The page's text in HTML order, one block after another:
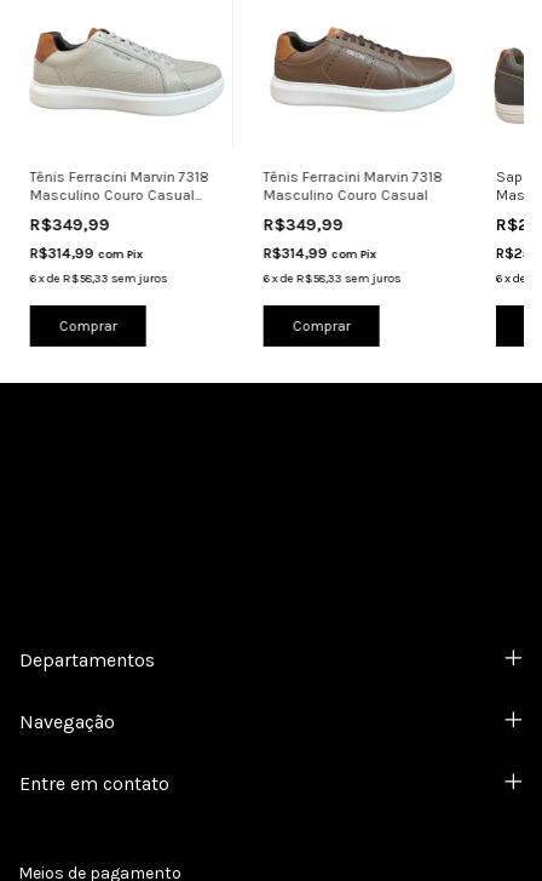
Tênis Ferracini Marvin 7318
Masculino Couro Casual
R$349,99
R$314,99 com Pix
6xdeR$58,33 sem juros
Comprar
Tênis Ferracini Marvin 7318
Masculino Couro Casual
R$349,99
R$314,99 com Pix
6xdeR$58,33 sem juros
Comprar
6xde
Departamentos
Navegação
Entre em contato
Meios de pagamento